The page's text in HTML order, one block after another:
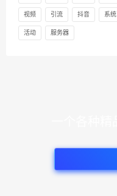
视频 引流 抖音 系统
活动 服务器